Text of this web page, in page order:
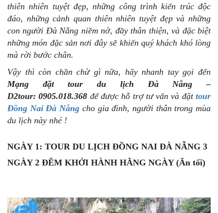
thiên nhiên tuyệt đẹp, những công trình kiến trúc độc
đáo, những cảnh quan thiên nhiên tuyệt đẹp và những
con người Đà Nẵng niềm nở, đầy thân thiện, và đặc biệt
những món đặc sản nơi đây sẽ khiến quý khách khó lòng
mà rời bước chân.
Vậy thì còn chần chừ gì nữa, hãy nhanh tay gọi đến
Mạng đặt tour du lịch Đà Nẵng –
D2tour: 0905.018.368 để được hỗ trợ tư vấn và đặt tour
Đồng Nai Đà Nẵng cho gia đình, người thân trong mùa
du lịch này nhé !
NGÀY 1: TOUR DU LỊCH ĐỒNG NAI ĐÀ NẴNG 3
NGÀY 2 ĐÊM KHỞI HÀNH HẰNG NGÀY (Ăn tối)